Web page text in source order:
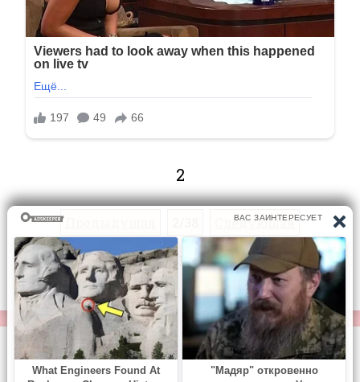
2
Следующая
Перейти на страницу:
© https://vse-knigi.org